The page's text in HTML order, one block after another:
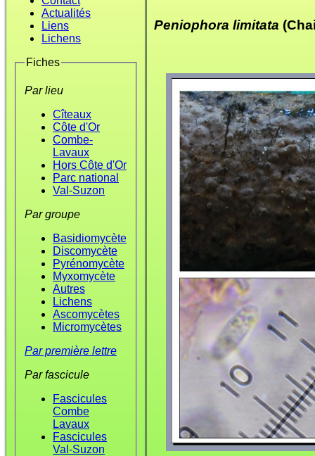
Actualités
Liens
Lichens
Fiches
Par lieu
Cîteaux
Côte d'Or
Combe-
Lavaux
Hors Côte d'Or
Parc national
Val-Suzon
Par groupe
Basidiomycète
Discomycète
Pyrénomycète
Myxomycète
Autres
Lichens
Ascomycètes
Micromycètes
Par première lettre
Par fascicule
Fascicules
Combe
Lavaux
Fascicules
Val-Suzon
Peniophora limitata